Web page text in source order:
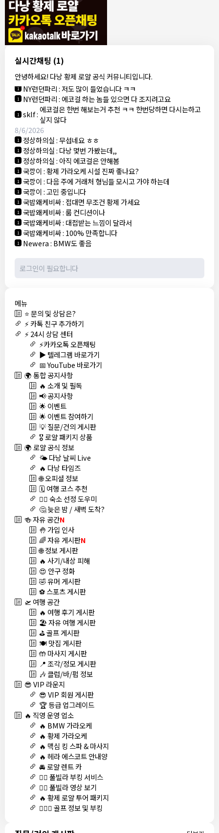
실시간채팅 (1)
안녕하세요! 다낭 황제 로얄 공식 커뮤니티입니다.
8/4/2026
1 모기한테물림:여기도 문의해보면 바로 알려줌
1 모기한테물림:정찰가보다 쌀수 없음
1 결혼안해:ㄹㅇ 팩트 ㅋㅋㅋㅋ
1 결혼안해:ㄹㅇ 팩트 ㅋㅋㅋㅋ
8/5/2026
NY런던파리 :다낭 에코걸 여기서 예약 가능한가요?
1 3군:에코걸 좀 조심 하는게 좋음
1 NY런던파리:저도 많이 들었습니다 ㅋㅋ
1 NY런던파리: 에코걸 하는 놈들 있으면 다 조지려고요
1 sklf: 에코걸은 한번 해보는거 추천 ㅋㅋ 한번당하면 다시는하고
싶지 않다
8/6/2026
1 정상하의실:무섭네요 ㅎㅎ
1 정상하의실: 다낭 몇번 가봤는데,,
1 정상하의실: 아직 에코걸은 안해봄
1 국깡이:황제 가라오케 시설 진짜 좋나요?
1 국깡이: 다음 주에 거래처 형님들 모시고 가야 하는데
1 국깡이:고민 중입니다
1 국밥왜케비싸: 접대면 무조건 황제 가세요
1 국밥왜케비싸:룸 컨디션이나
1 국밥왜케비싸: 대접받는 느낌이 달라서
1 국밥왜케비싸: 100% 만족합니다
1 Newera: BMW도 좋음
메뉴
⭐ 문의 및 상담은?
⚡ 카톡 친구 추가하기
⚡ 24시 상담 센터
⚡카카오톡 오픈채팅
▶️ 텔레그램 바로가기
📅 YouTube 바로가기
🌍 통합 공지사항
🔥 소개 및 필독
📢 공지사항
🌟 이벤트
🌟 이벤트 참여하기
💡 질문/건의 게시판
🎖️ 로얄 패키지 상품
🌍 로얄 공식 정보
🌤️ 다낭 날씨 Live
🔥 다낭 타임즈
🌐 오피셜 정보
🗓️ 여행 코스 추천
🏊‍♀️ 숙소 선정 도우미
🤔 늦은 밤 / 새벽 도착?
🍻 자유 공간N
🤚 가입 인사
🌈 자유 게시판N
🌐 정보 게시판
🔥 사기/내상 피해
😍 안구 정화
🤣 유머 게시판
⚽ 스포츠 게시판
🛫 여행 공간
🔥 여행 후기 게시판
🏖️ 자유 여행 게시판
⛳ 골프 게시판
🍽️ 맛집 게시판
🤲 마사지 게시판
📍 조각/정모 게시판
🎶 클럽/바/펍 정보
😎 VIP 라운지
😎 VIP 회원 게시판
🏆 등급 업그레이드
🔥 직영 운영 업소
🔥 BMW 가라오케
🔥 황제 가라오케
🔥 맥심 킹 스파 & 마사지
🔥 헤라 에스코트 안내양
🚘 로얄 렌트 카
🏊‍♀️ 풀빌라 부킹 서비스
🏊‍♀️ 풀빌라 영상 보기
🔥 황제 로얄 투어 패키지
🏌🏻‍♂️ 골프 정보 및 부킹